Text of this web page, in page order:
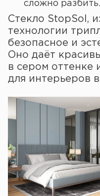
сложно разбить.
Стекло StopSol,
технологии
безопасное и
Оно даёт
в сером оттенке
для интерьеров